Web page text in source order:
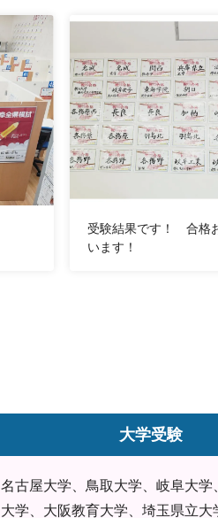
受験結果です！ 合格
います！
大学受験
名古屋大学、鳥取大学、岐阜大学
大学、大阪教育大学、埼玉県立大